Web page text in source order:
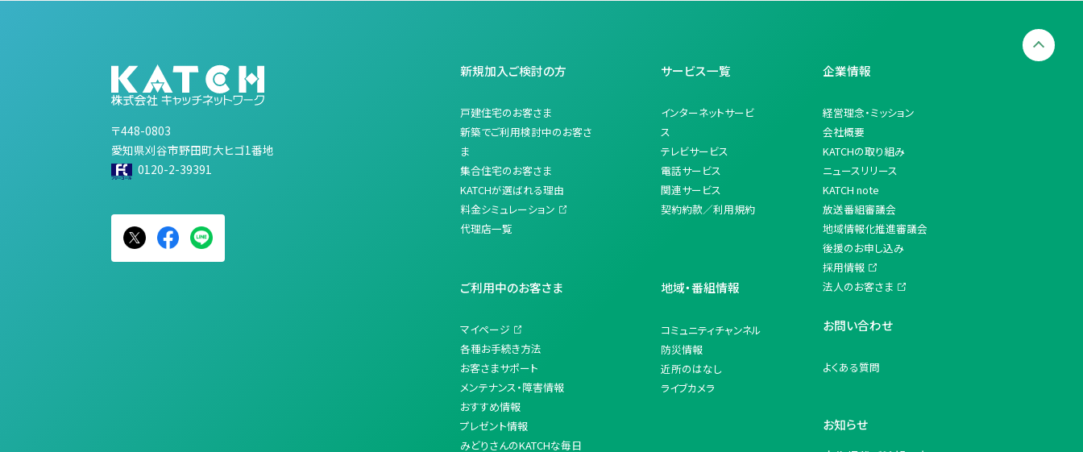
〒448-0803
愛知県刈谷市野田町大ヒゴ1番地
0120-2-39391
新規加入ご検討の方
戸建住宅のお客さま
新築でご利用検討中のお客さ
ま
集合住宅のお客さま
KATCHが選ばれる理由
料金シミュレーション
代理店一覧
ご利用中のお客さま
マイページ
各種お手続き方法
お客さまサポート
メンテナンス・障害情報
おすすめ情報
プレゼント情報
みどりさんのKATCHな毎日
サービス一覧
インターネットサービ
ス
テレビサービス
電話サービス
関連サービス
契約約款／利用規約
地域・番組情報
コミュニティチャンネル
防災情報
近所のはなし
ライブカメラ
企業情報
経営理念・ミッション
会社概要
KATCHの取り組み
ニュースリリース
KATCH note
放送番組審議会
地域情報化推進審議会
後援のお申し込み
採用情報
法人のお客さま
お問い合わせ
よくある質問
お知らせ